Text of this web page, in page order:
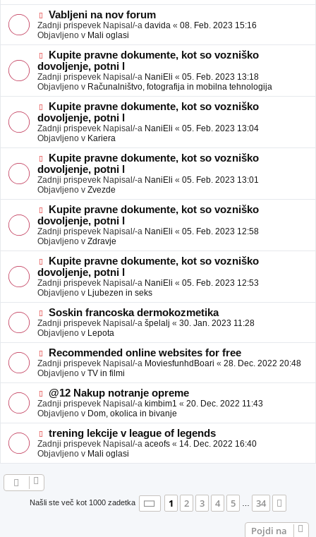
a
v
e
e
o
b
j
a
v
e
N
o
v
e
o
b
j
a
v
e
Vabljeni na nov forum
Zadnji prispevek Napisal/-a davida « 08. Feb. 2023 15:16
Objavljeno v Mali oglasi
N
o
v
e
o
b
a
v
e
Kupite pravne dokumente, kot so vozniško
dovoljenje, potni l
Zadnji prispevek Napisal/-a NaniEli « 05. Feb. 2023 13:18
Objavljeno v Računalništvo, fotografija in mobilna tehnologija
N
o
v
e
o
b
a
v
e
Kupite pravne dokumente, kot so vozniško
dovoljenje, potni l
Zadnji prispevek Napisal/-a NaniEli « 05. Feb. 2023 13:04
Objavljeno v Kariera
N
o
v
e
o
b
a
v
e
Kupite pravne dokumente, kot so vozniško
dovoljenje, potni l
Zadnji prispevek Napisal/-a NaniEli « 05. Feb. 2023 13:01
Objavljeno v Zvezde
N
o
v
e
o
b
a
v
e
Kupite pravne dokumente, kot so vozniško
dovoljenje, potni l
Zadnji prispevek Napisal/-a NaniEli « 05. Feb. 2023 12:58
Objavljeno v Zdravje
N
o
v
e
o
b
j
a
v
e
Kupite pravne dokumente, kot so vozniško
dovoljenje, potni l
Zadnji prispevek Napisal/-a NaniEli « 05. Feb. 2023 12:53
Objavljeno v Ljubezen in seks
N
o
v
e
o
b
j
a
v
e
Soskin francoska dermokozmetika
Zadnji prispevek Napisal/-a špelalj « 30. Jan. 2023 11:28
Objavljeno v Lepota
N
o
v
e
o
b
j
a
v
e
Recommended online websites for free
Zadnji prispevek Napisal/-a MoviesfunhdBoari « 28. Dec. 2022 20:48
Objavljeno v TV in filmi
N
o
v
e
o
b
j
a
@12 Nakup notranje opreme
Zadnji prispevek Napisal/-a kimbim1 « 20. Dec. 2022 11:43
Objavljeno v Dom, okolica in bivanje
N
o
v
e
a
trening lekcije v league of legends
Zadnji prispevek Napisal/-a aceofs « 14. Dec. 2022 16:40
Objavljeno v Mali oglasi
Našli ste več kot 1000 zadetka Stran 1od34
1 2 3 4 5 … 34
Pojdi na